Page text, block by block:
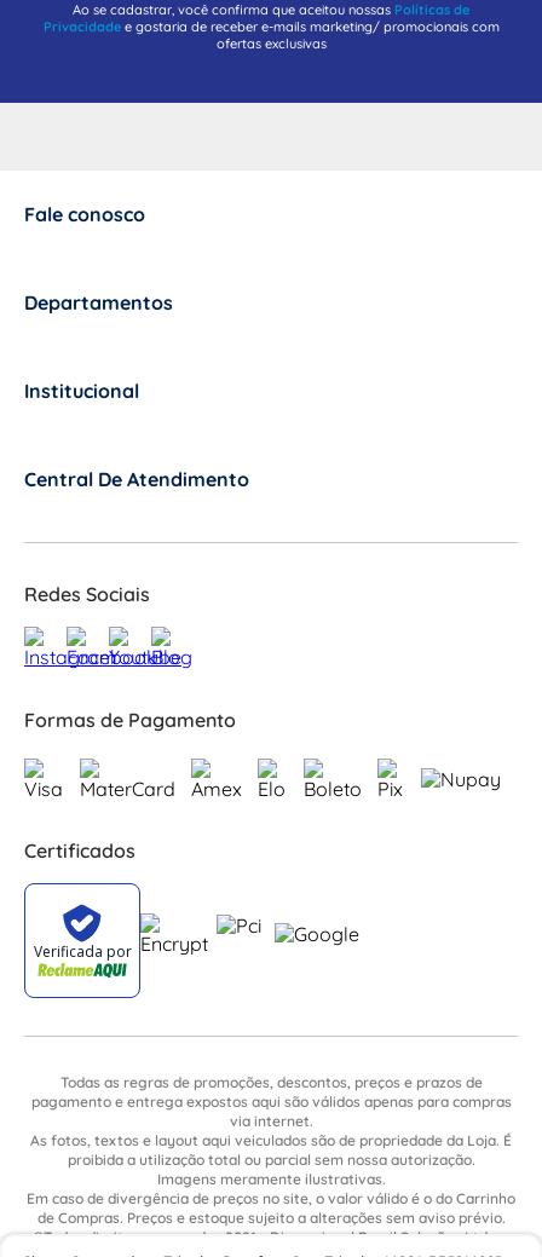
Ao se cadastrar, você confirma que aceitou nossas Políticas de
Privacidadee gostaria de receber e-mails marketing/ promocionais com
ofertas exclusivas
Fale conosco
Departamentos
Institucional
Central De Atendimento
Redes Sociais
Formas de Pagamento
Certificados
Todas as regras de promoções, descontos, preços e prazos de
pagamento e entrega expostos aqui são válidos apenas para compras
via internet.
As fotos, textos e layout aqui veiculados são de propriedade da Loja. É
proibida a utilização total ou parcial sem nossa autorização.
Imagens meramente ilustrativas.
Em caso de divergência de preços no site, o valor válido é o do Carrinho
de Compras. Preços e estoque sujeito a alterações sem aviso prévio.
©Todos direitos reservados 2021 - Dimensional Brasil Soluções Ltda. -